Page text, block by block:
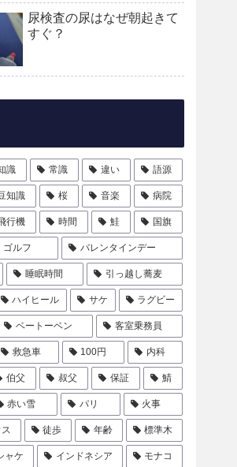
尿検査の尿はなぜ朝起きて
すぐ？
識 常識 違い 語源
知識 桜 音楽 病院
行機 時間 鮭 国旗
ゴルフ バレンタインデー
睡眠時間 引っ越し蕎麦
ハイヒール サケ ラグビー
ベートーベン 客室乗務員
救急車 100円 内科
伯父 叔父 保証 鯖
赤い雪 パリ 火事
徒歩 年齢 標準木
ャケ インドネシア モナコ